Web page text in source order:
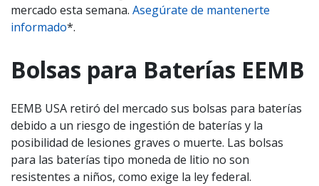
mercado esta semana. Asegúrate de mantenerte
informado*.
Bolsas para Baterías EEMB
EEMB USA retiró del mercado sus bolsas para baterías
debido a un riesgo de ingestión de baterías y la
posibilidad de lesiones graves o muerte. Las bolsas
para las baterías tipo moneda de litio no son
resistentes a niños, como exige la ley federal.